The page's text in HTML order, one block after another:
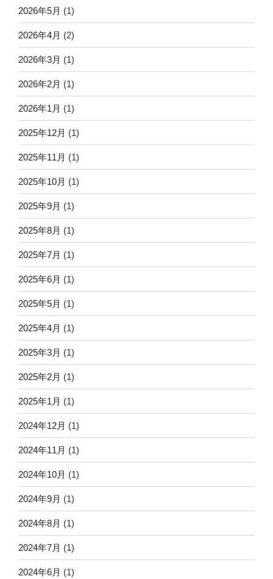
2026年5月 (1)
2026年4月 (2)
2026年3月 (1)
2026年2月 (1)
2026年1月 (1)
2025年12月 (1)
2025年11月 (1)
2025年10月 (1)
2025年9月 (1)
2025年8月 (1)
2025年7月 (1)
2025年6月 (1)
2025年5月 (1)
2025年4月 (1)
2025年3月 (1)
2025年2月 (1)
2025年1月 (1)
2024年12月 (1)
2024年11月 (1)
2024年10月 (1)
2024年9月 (1)
2024年8月 (1)
2024年7月 (1)
2024年6月 (1)